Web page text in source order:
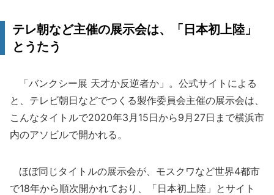
テレ朝など主催の展示会は、「日本初上陸」
とうたう
「バンクシー展 天才か反逆者か」。公式サイトによる
と、テレビ朝日などでつくる製作委員会主催の展示会は、
こんなタイトルで2020年3月15日から9月27日まで横浜市
内のアソビルで開かれる。
ほぼ同じタイトルの展示会が、モスクワなど世界4都市
で18年から順次開かれており、「日本初上陸」とサイト